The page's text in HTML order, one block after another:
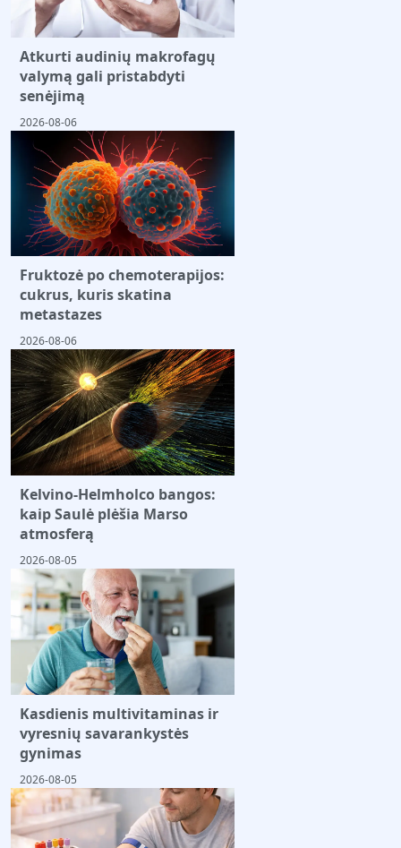
Atkurti audinių makrofagų
valymą gali pristabdyti
senėjimą
2026-08-06
Fruktozė po chemoterapijos:
cukrus, kuris skatina
metastazes
2026-08-06
Kelvino-Helmholco bangos:
kaip Saulė plėšia Marso
atmosferą
2026-08-05
Kasdienis multivitaminas ir
vyresnių savarankystės
gynimas
2026-08-05